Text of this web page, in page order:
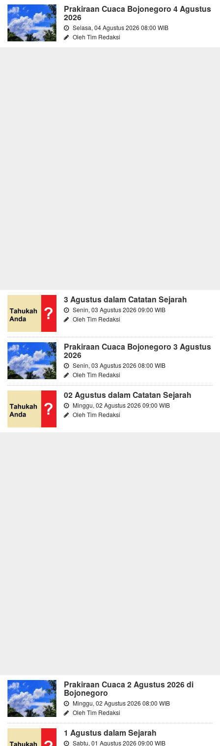
Prakiraan Cuaca Bojonegoro 4 Agustus
2026
Selasa, 04 Agustus 2026 08:00 WIB
Oleh Tim Redaksi
3 Agustus dalam Catatan Sejarah
Senin, 03 Agustus 2026 09:00 WIB
Oleh Tim Redaksi
Prakiraan Cuaca Bojonegoro 3 Agustus
2026
Senin, 03 Agustus 2026 08:00 WIB
Oleh Tim Redaksi
02 Agustus dalam Catatan Sejarah
Minggu, 02 Agustus 2026 09:00 WIB
Oleh Tim Redaksi
Prakiraan Cuaca 2 Agustus 2026 di
Bojonegoro
Minggu, 02 Agustus 2026 08:00 WIB
Oleh Tim Redaksi
1 Agustus dalam Sejarah
Sabtu, 01 Agustus 2026 09:00 WIB